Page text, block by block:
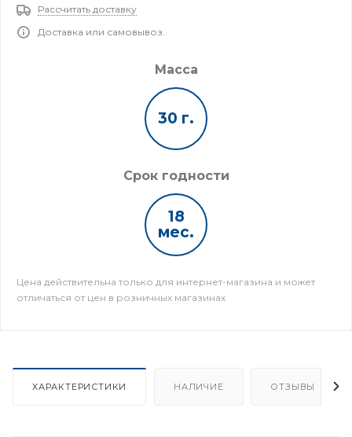
Рассчитать доставку
Доставка или самовывоз.
Масса
30 г.
Срок годности
18
мес.
Цена действительна только для интернет-магазина и может
отличаться от цен в розничных магазинах
ХАРАКТЕРИСТИКИ НАЛИЧИЕ ОТЗЫВЫ